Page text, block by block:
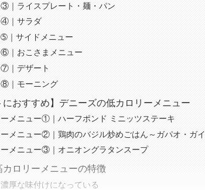
③｜ライスプレート・麺・パン
④｜サラダ
➄｜サイドメニュー
⑥｜おこさまメニュー
⑦｜デザート
⑧｜モーニング
におすすめ】デニーズの低カロリーメニュー
メニュー①｜ハーフポンド ミニッツステーキ
メニュー②｜鶏肉のバジル炒めごはん～ガパオ・ガイ
メニュー③｜オニオングラタンスープ
カロリーメニューの特徴
厚な味付けになっている